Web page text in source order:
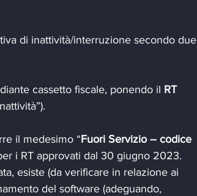
di inattività/interruzione secondo due
cassetto fiscale, ponendo il RT
il medesimo “Fuori Servizio – codice
i RT approvati dal 30 giugno 2023.
esiste (da verificare in relazione ai
del software (adeguando,